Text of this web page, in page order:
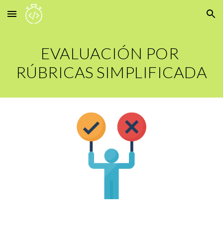
Skip to main content Skip to navigation
EVALUACIÓN POR
RÚBRICAS SIMPLIFICADA